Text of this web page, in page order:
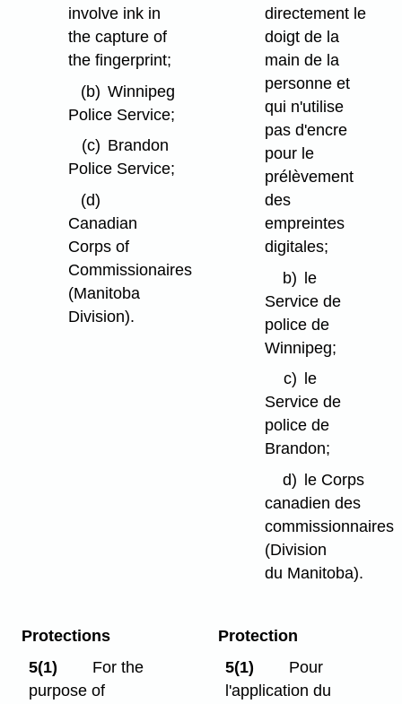
involve ink in
the capture of
the fingerprint;
(b) Winnipeg
Police Service;
(c) Brandon
Police Service;
(d)
Canadian
Corps of
Commissionaires
(Manitoba
Division).
directement le
doigt de la
main de la
personne et
qui n'utilise
pas d'encre
pour le
prélèvement
des
empreintes
digitales;
b) le
Service de
police de
Winnipeg;
c)
le
Service de
police de
Brandon;
d)
le Corps
canadien des
commissionnaires
(Division
du Manitoba).
Protections
5(1)
For the
purpose of
Protection
5(1)
Pour
l'application du